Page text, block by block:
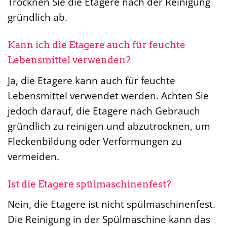
gründlich ab.
Kann ich die Etagere auch für feuchte
Lebensmittel verwenden?
Ja, die Etagere kann auch für feuchte
Lebensmittel verwendet werden. Achten Sie
jedoch darauf, die Etagere nach Gebrauch
gründlich zu reinigen und abzutrocknen, um
Fleckenbildung oder Verformungen zu
vermeiden.
Ist die Etagere spülmaschinenfest?
Nein, die Etagere ist nicht spülmaschinenfest.
Die Reinigung in der Spülmaschine kann das